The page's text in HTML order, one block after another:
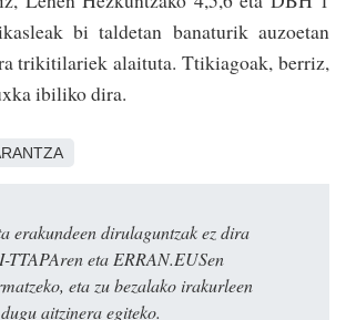
bi taldetan ba­naturik auzoetan
trikitilariek alaituta. Ttikiagoak, berriz,
ibiliko dira.
erakundeen dirulaguntzak ez dira
TTAPAren eta ERRAN.EUSen
eta zu bezalako irakurleen
aitzinera egiteko.